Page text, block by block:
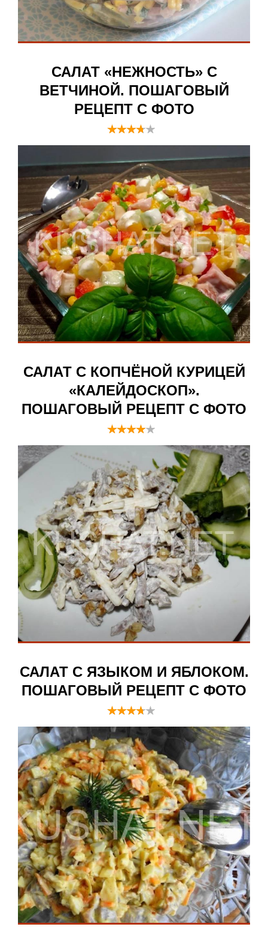
САЛАТ «НЕЖНОСТЬ» С
ВЕТЧИНОЙ. ПОШАГОВЫЙ
РЕЦЕПТ С ФОТО
САЛАТ С КОПЧЁНОЙ КУРИЦЕЙ
«КАЛЕЙДОСКОП».
ПОШАГОВЫЙ РЕЦЕПТ С ФОТО
САЛАТ С ЯЗЫКОМ И ЯБЛОКОМ.
ПОШАГОВЫЙ РЕЦЕПТ С ФОТО